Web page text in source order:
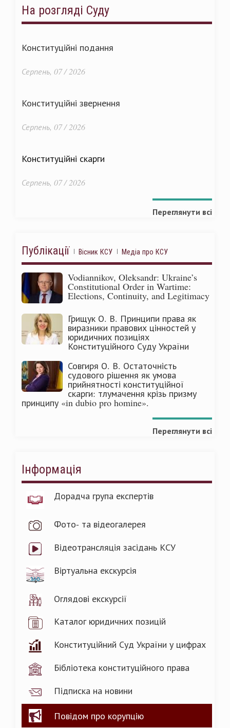
На розгляді Суду
Конституційні подання
Серпень, 07 / 2026
Конституційні звернення
Серпень, 07 / 2026
Конституційні скарги
Серпень, 07 / 2026
Переглянути всі
Публікації Вісник КСУ Медіа про КСУ
Vodiannikov, Oleksandr: Ukraine’s
Constitutional Order in Wartime:
Elections, Continuity, and Legitimacy
Грищук О. В. Принципи права як
виразники правових цінностей у
юридичних позиціях
Конституційного Суду України
Совгиря О. В. Остаточність
судового рішення як умова
прийнятності конституційної
скарги: тлумачення крізь призму
принципу «in dubio pro homine».
Переглянути всі
Інформація
Дорадча група експертів
Фото- та відеогалерея
Відеотрансляція засідань КСУ
Віртуальна екскурсія
Оглядові екскурсії
Каталог юридичних позицій
Конституційний Суд України у цифрах
Бібліотека конституційного права
Підписка на новини
Повідом про корупцію